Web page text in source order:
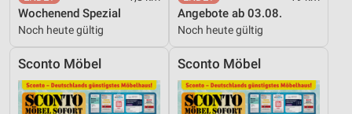
Wochenend Spezial
Noch heute gültig
Angebote ab 03.08.
Noch heute gültig
Sconto Möbel Sconto Möbel